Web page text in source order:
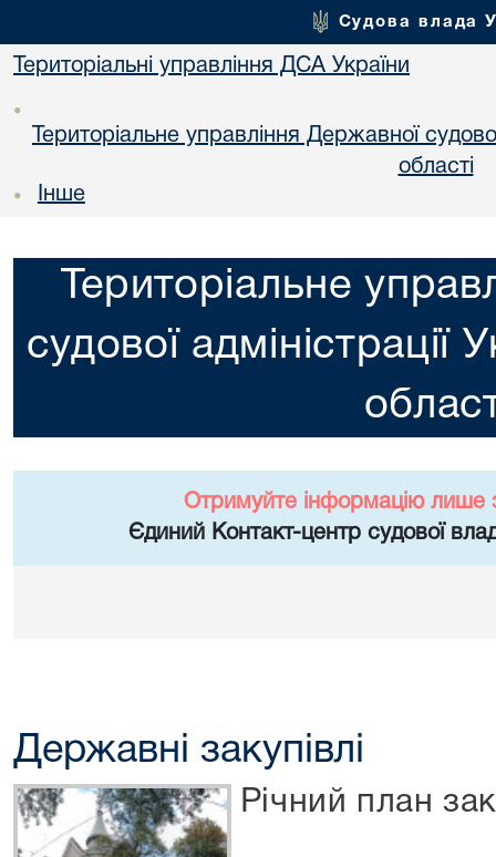
Судова влада
Територіальні управління ДСА України
•
Територіальне управління Державної
областi
• Інше
Територіальне
судової адміністрації
Отримуйте інформацію лише
Єдиний Контакт-центр судової
Державні закупівлі
Річний план